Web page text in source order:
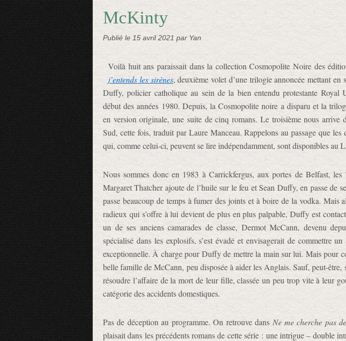
McKinty
Publié le 15 avril 2021 par Yan
Voilà huit ans paraissait dans la collection Cosmopolite Noire des
j’entends les sirènes, deuxième volet d’une trilogie annoncée mettant en
Duffy, policier catholique au sein de la bien entendu protestante Royal
début des années 1980. Depuis, la Cosmopolite noire a disparu et la
en version originale, une suite de cinq romans. Le troisième nous arrive
Sud, cette fois, traduit par Laure Manceau. Rappelons au passage que les
qui, comme celui-ci, peuvent se lire indépendamment, sont disponibles au
Nous sommes donc en 1983 à Carrickfergus, aux portes de Belfast, les
Margaret Thatcher ajoute de l’huile sur le feu et Sean Duffy, en passe de
passe beaucoup de temps à fumer des joints et à boire de la vodka. Mais
radieux qui s’offre à lui devient de plus en plus palpable, Duffy est
un de ses anciens camarades de classe, Dermot McCann, devenu
spécialisé dans les explosifs, s’est évadé et envisagerait de commettre un
exceptionnelle. À charge pour Duffy de mettre la main sur lui. Mais pour
belle famille de McCann, peu disposée à aider les Anglais. Sauf, peut-
résoudre l’affaire de la mort de leur fille, classée un peu trop vite à leur
catégorie des accidents domestiques.
Pas de déception au programme. On retrouve dans Ne me cherche pas
plaisait dans les précédents romans de cette série : une intrigue – double